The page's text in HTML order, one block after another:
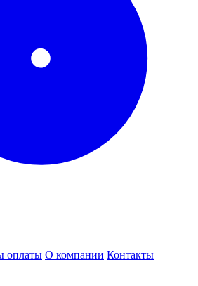
оплаты О компании Контакты